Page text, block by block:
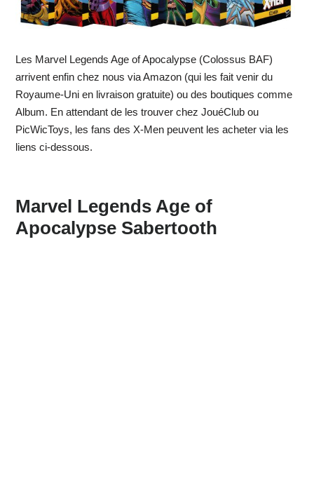
Les Marvel Legends Age of Apocalypse (Colossus BAF)
arrivent enfin chez nous via Amazon (qui les fait venir du
Royaume-Uni en livraison gratuite) ou des boutiques comme
Album. En attendant de les trouver chez JouéClub ou
PicWicToys, les fans des X-Men peuvent les acheter via les
liens ci-dessous.
Marvel Legends Age of
Apocalypse Sabertooth